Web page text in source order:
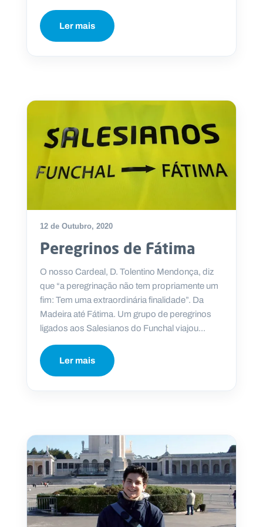
Ler mais
12 de Outubro, 2020
Peregrinos de Fátima
O nosso Cardeal, D. Tolentino Mendonça, diz
que “a peregrinação não tem propriamente um
fim: Tem uma extraordinária finalidade”. Da
Madeira até Fátima. Um grupo de peregrinos
ligados aos Salesianos do Funchal viajou...
Ler mais